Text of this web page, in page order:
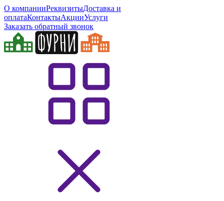
О компанииРеквизитыДоставка и
оплатаКонтактыАкцииУслуги
Заказать обратный звонок